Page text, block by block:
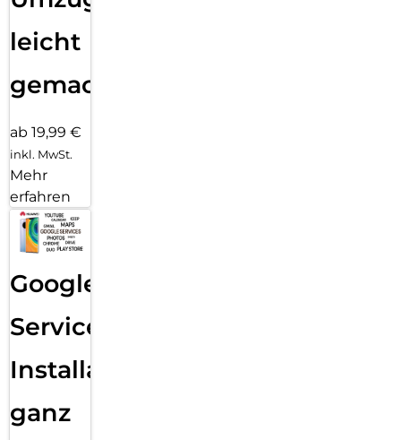
leicht
gemacht!
ab 19,99 €
inkl. MwSt.
Mehr
erfahren
Google
Services
Installation
ganz